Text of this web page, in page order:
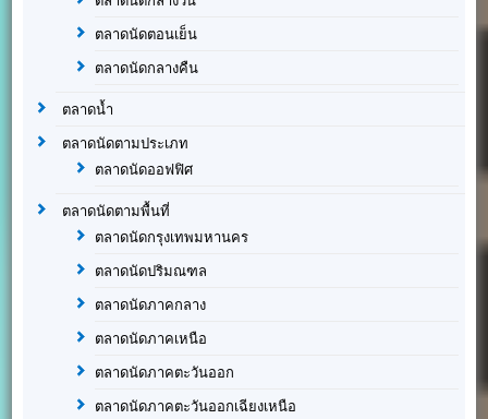
ตลาดนัดตอนเย็น
ตลาดนัดกลางคืน
ตลาดน้ำ
ตลาดนัดตามประเภท
ตลาดนัดออฟฟิศ
ตลาดนัดตามพื้นที่
ตลาดนัดกรุงเทพมหานคร
ตลาดนัดปริมณฑล
ตลาดนัดภาคกลาง
ตลาดนัดภาคเหนือ
ตลาดนัดภาคตะวันออก
ตลาดนัดภาคตะวันออกเฉียงเหนือ